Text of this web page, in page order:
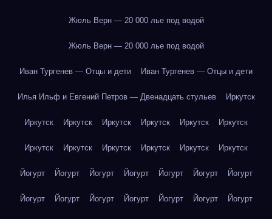
Жюль Верн — 20 000 лье под водой
Жюль Верн — 20 000 лье под водой
Иван Тургенев — Отцы и дети Иван Тургенев — Отцы и дети
Илья Ильф и Евгений Петров — Двенадцать стульев Иркутск
Иркутск Иркутск Иркутск Иркутск Иркутск Иркутск
Иркутск Иркутск Иркутск Иркутск Иркутск Иркутск
Йогурт Йогурт Йогурт Йогурт Йогурт Йогурт Йогурт
Йогурт Йогурт Йогурт Йогурт Йогурт Йогурт Йогурт